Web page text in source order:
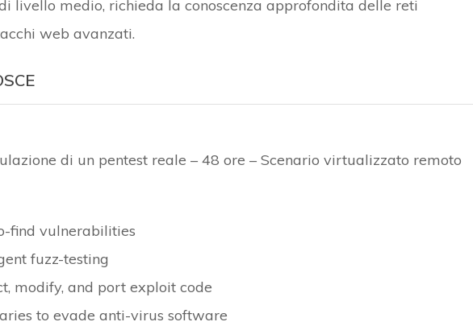
livello medio, richieda la conoscenza approfondita delle reti
web avanzati.
di un pentest reale – 48 ore – Scenario virtualizzato remoto
find vulnerabilities
fuzz-testing
modify, and port exploit code
to evade anti-virus software